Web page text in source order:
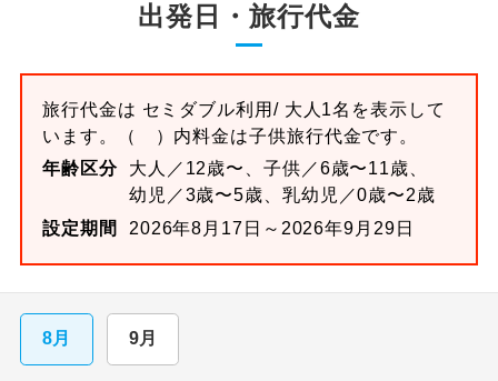
出発日・旅行代金
旅行代金は セミダブル利用/ 大人1名を表示して
います。
（ ）内料金は子供旅行代金です。
年齢区分
大人／12歳〜、子供／6歳〜11歳、
幼児／3歳〜5歳、乳幼児／0歳〜2歳
設定期間
2026年8月17日～2026年9月29日
8月 9月